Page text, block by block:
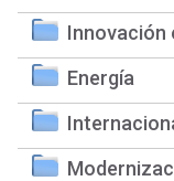
Innovación
Energía